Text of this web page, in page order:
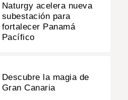
Naturgy acelera nueva
subestación para
fortalecer Panamá
Pacífico
Descubre la magia de
Gran Canaria